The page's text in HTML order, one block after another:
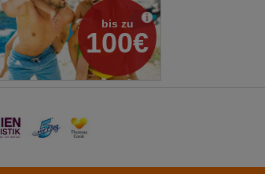
bis zu
100€